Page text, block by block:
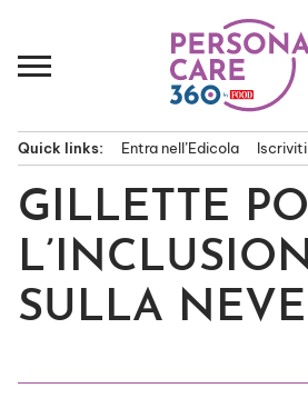
contenuto
principale
Quick links: Entra nell’Edicola
GILLETTE
SULLA NEVE